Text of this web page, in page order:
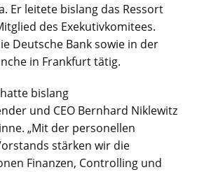
Er leitete bislang das Ressort
des Exekutivkomitees.
Deutsche Bank sowie in der
in Frankfurt tätig.
hatte bislang
und CEO Bernhard Niklewitz
„Mit der personellen
stärken wir die
Finanzen, Controlling und